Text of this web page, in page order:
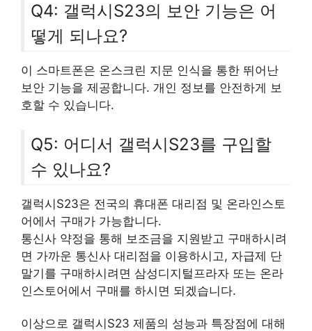
Q4: 갤럭시S23의 보안 기능은 어
떻게 되나요?
이 스마트폰은 온스크린 지문 인식을 통한 뛰어난
보안 기능을 제공합니다. 개인 정보를 안전하게 보
호할 수 있습니다.
Q5: 어디서 갤럭시S23를 구입할
수 있나요?
갤럭시S23은 전국의 휴대폰 대리점 및 온라인스토
어에서 구매가 가능합니다.
통신사 약정을 통해 보조금을 지원받고 구매하시려
면 가까운 통신사 대리점을 이용하시고, 자급제 단
말기를 구매하시려면 삼성디지털프라자 또는 온라
인스토어에서 구매를 하시면 되겠습니다.
이상으로 갤럭시S23 제품의 성능과 특장점에 대해